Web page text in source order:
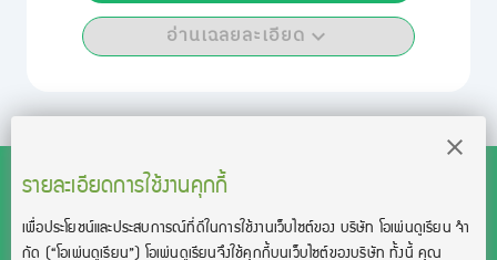
อ่านเฉลยละเอียด
รายละเอียดการใช้งานคุกกี้
เพื่อประโยชน์และประสบการณ์ที่ดีในการใช้งานเว็บไซต์ของ บริษัท โอเพ่นดูเรียน จํา
กัด (“โอเพ่นดูเรียน”)โอเพ่นดูเรียนจึงใช้คุกกี้บนเว็บไซต์ของบริษัท ทั้งนี้ คุณ
สงวนลิขสิทธิ์โดย บริษัท โอเพ่นดูเรียน จำกัด 2021 ©︎ OpenDurian